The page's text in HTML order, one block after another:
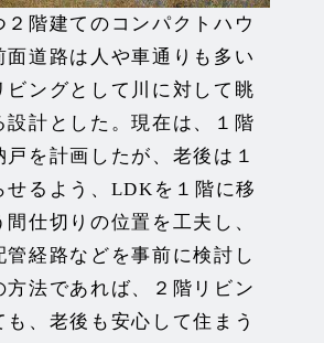
２階建てのコンパクトハウ
面道路は人や車通りも多い
ビングとして川に対して眺
設計とした。現在は、１階
戸を計画したが、老後は１
せるよう、LDKを１階に移
仕切りの位置を工夫し、
管経路などを事前に検討し
方法であれば、２階リビン
も、老後も安心して住まう